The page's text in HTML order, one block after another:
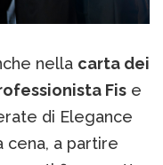
nella carta dei
Fis e
di Elegance
cena, a partire